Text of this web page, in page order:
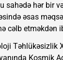
sahədə hər bir
əsas
cəlb etməkdən
Təhlükəsizlik
Kosmik